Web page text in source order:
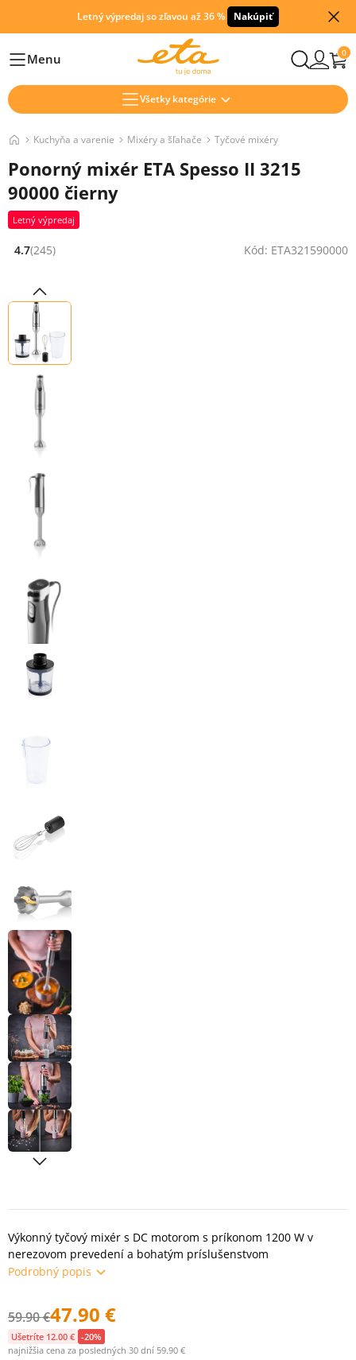
Letný výpredaj so zľavou až 36 % Nakúpiť
HlavníMenu 0
Všetky kategórie
Kuchyňa a varenie Mixéry a šľahače Tyčové mixéry
Ponorný mixér ETA Spesso II 3215
90000 čierny
Letný výpredaj
Hodnocení: 4.7 z 5 (245 recenzí)
4.7(245) Kód: ETA321590000
Výkonný tyčový mixér s DC motorom s príkonom 1200 W v
nerezovom prevedení a bohatým príslušenstvom
Podrobný popis
59.90 €47.90 €
Ušetríte 12.00 € -20%
najnižšia cena za posledných 30 dní 59.90 €